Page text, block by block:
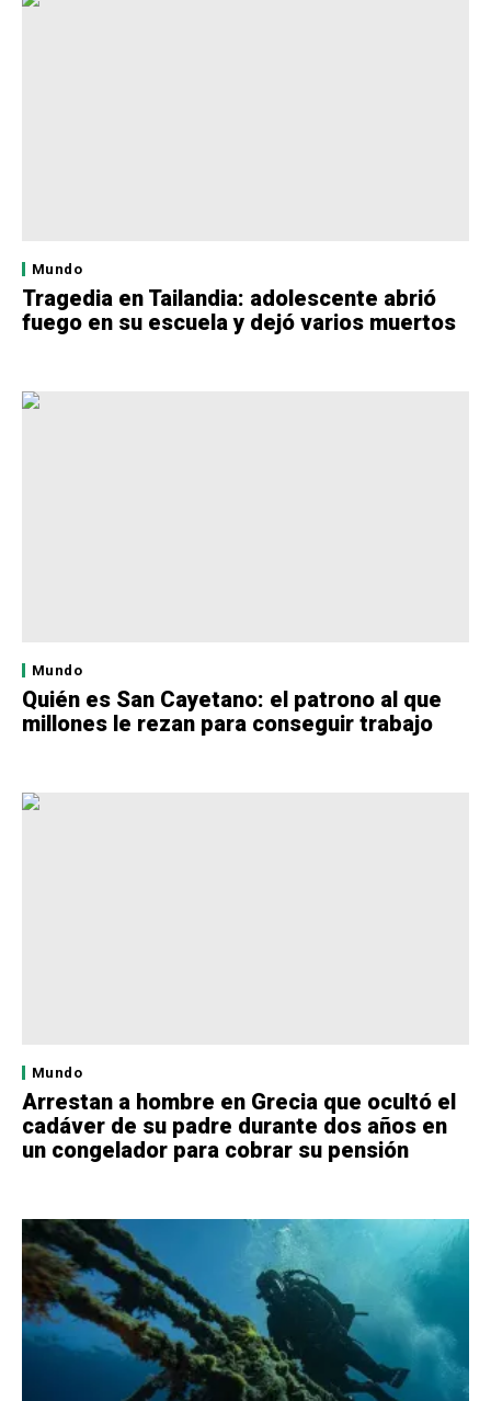
Mundo
Tragedia en Tailandia: adolescente abrió
fuego en su escuela y dejó varios muertos
Mundo
Quién es San Cayetano: el patrono al que
millones le rezan para conseguir trabajo
Mundo
Arrestan a hombre en Grecia que ocultó el
cadáver de su padre durante dos años en
un congelador para cobrar su pensión